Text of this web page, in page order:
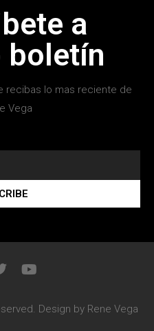
a
boletín
recibas lo mas reciente de
Vega
Design by Rene Vega